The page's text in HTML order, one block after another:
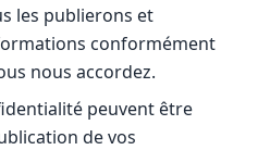
les publierons et
conformément
nous accordez.
peuvent être
de vos